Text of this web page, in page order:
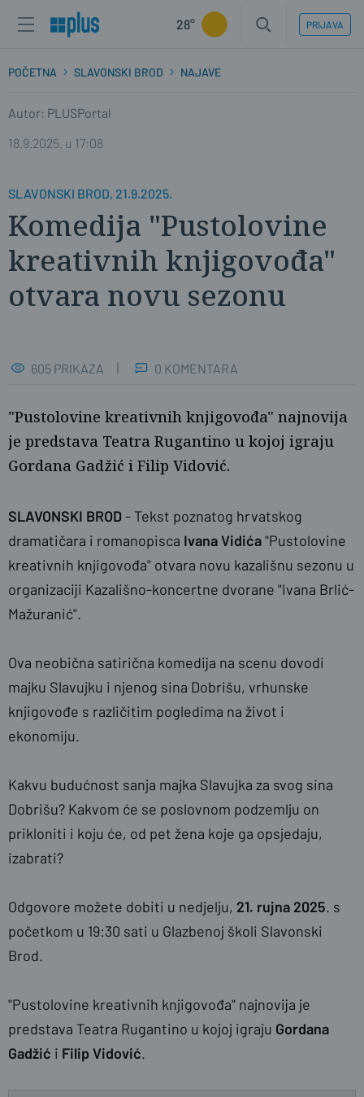
28° PRIJAVA
POČETNA SLAVONSKI BROD NAJAVE
Autor: PLUSPortal
18.9.2025. u 17:08
SLAVONSKI BROD, 21.9.2025.
Komedija "Pustolovine
kreativnih knjigovođa"
otvara novu sezonu
605 PRIKAZA 0 KOMENTARA
"Pustolovine kreativnih knjigovođa" najnovija
je predstava Teatra Rugantino u kojoj igraju
Gordana Gadžić i Filip Vidović.
SLAVONSKI BROD- Tekst poznatog hrvatskog
dramatičara i romanopisca Ivana Vidića"Pustolovine
kreativnih knjigovođa" otvara novu kazališnu sezonu u
organizaciji Kazališno-koncertne dvorane "Ivana Brlić-
Mažuranić".
Ova neobična satirična komedija na scenu dovodi
majku Slavujku i njenog sina Dobrišu, vrhunske
knjigovođe s različitim pogledima na život i
ekonomiju.
Kakvu budućnost sanja majka Slavujka za svog sina
Dobrišu? Kakvom će se poslovnom podzemlju on
prikloniti i koju će, od pet žena koje ga opsjedaju,
izabrati?
Odgovore možete dobiti u nedjelju, 21. rujna 2025. s
početkom u 19:30 sati u Glazbenoj školi Slavonski
Brod.
"Pustolovine kreativnih knjigovođa" najnovija je
predstava Teatra Rugantino u kojoj igraju Gordana
Gadžić i Filip Vidović.